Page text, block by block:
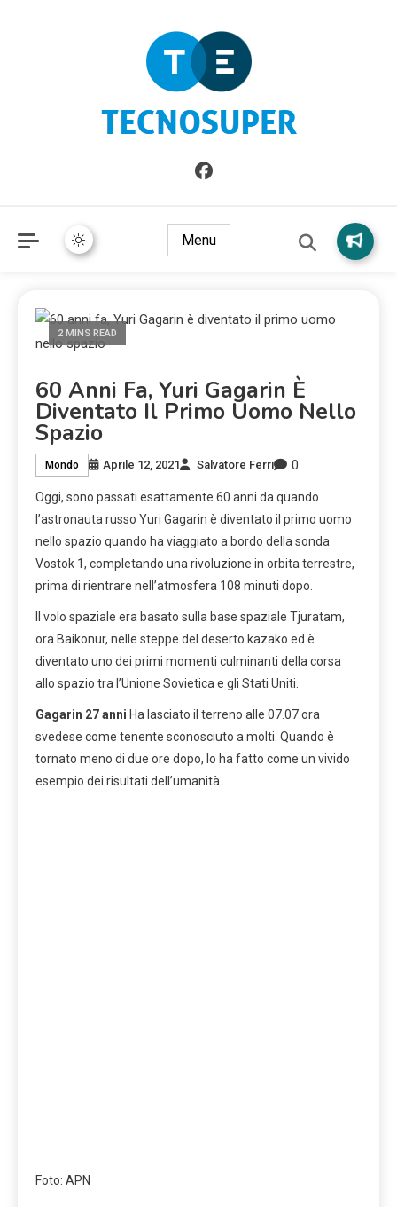
TecnoSuper.net
Informazioni sull'Italia. Seleziona gli argomenti di cui vuoi
saperne di più
Menu
2 MINS READ
60 Anni Fa, Yuri Gagarin È
Diventato Il Primo Uomo Nello
Spazio
Mondo Aprile 12, 2021 Salvatore Ferri 0
Oggi, sono passati esattamente 60 anni da quando
l’astronauta russo Yuri Gagarin è diventato il primo uomo
nello spazio quando ha viaggiato a bordo della sonda
Vostok 1, completando una rivoluzione in orbita terrestre,
prima di rientrare nell’atmosfera 108 minuti dopo.
Il volo spaziale era basato sulla base spaziale Tjuratam,
ora Baikonur, nelle steppe del deserto kazako ed è
diventato uno dei primi momenti culminanti della corsa
allo spazio tra l’Unione Sovietica e gli Stati Uniti.
Gagarin 27 anni Ha lasciato il terreno alle 07.07 ora
svedese come tenente sconosciuto a molti. Quando è
tornato meno di due ore dopo, lo ha fatto come un vivido
esempio dei risultati dell’umanità.
Foto: APN